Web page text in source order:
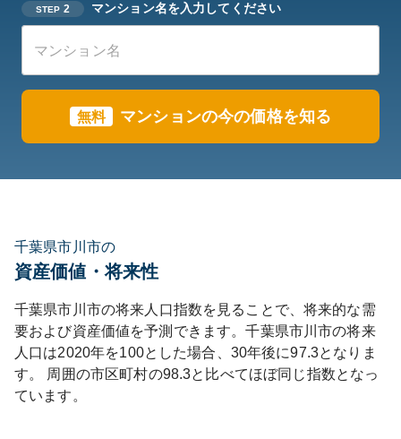
STEP 2 マンション名を入力してください
無料 マンションの今の価格を知る
千葉県市川市の
資産価値・将来性
千葉県市川市の将来人口指数を見ることで、将来的な需
要および資産価値を予測できます。千葉県市川市の将来
人口は2020年を100とした場合、30年後に97.3となりま
す。
周囲の市区町村の98.3と比べてほぼ同じ指数となっ
ています。